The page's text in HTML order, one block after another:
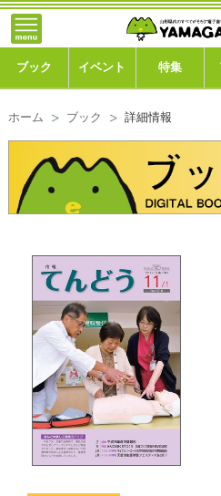
ブック イベント 特集
ホーム ブック 詳細情報
トップ
ブック
市町村
このサイトについて
運営会社
ご利用ガイド
よくある質問
サイトマップ
}; -->